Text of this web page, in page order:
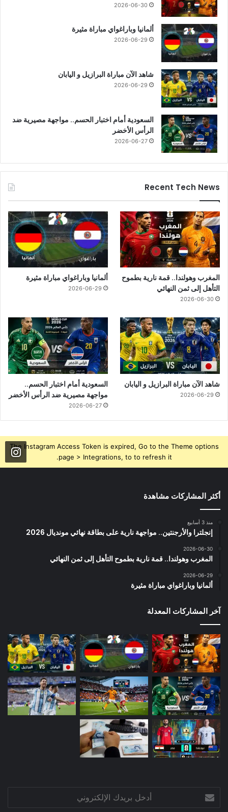
2026-06-30
ألمانيا وباراغواي مباراة مثيرة
2026-06-29
شاهد الآن مباراة البرازيل و اليابان
2026-06-29
السعودية أمام اختبار الحسم.. مواجهة مصيرية ضد
الرأس الأخضر
2026-06-27
Recent Tech News
المغرب وهولندا.. قمة نارية بطموح
التأهل إلى ثمن النهائي
2026-06-30
ألمانيا وباراغواي مباراة مثيرة
2026-06-29
شاهد الآن مباراة البرازيل و اليابان
2026-06-29
السعودية أمام اختبار الحسم..
مواجهة مصيرية ضد الرأس الأخضر
2026-06-27
The Instagram Access Token is expired, Go to the Theme options
page > Integrations, to to refresh it.
أكثر المشاركات مشاهدة
منذ 3 أسابيع
إنجلترا والأرجنتين.. مواجهة نارية على بطاقة نهائي مونديال 2026
2026-06-30
المغرب وهولندا.. قمة نارية بطموح التأهل إلى ثمن النهائي
2026-06-29
ألمانيا وباراغواي مباراة مثيرة
آخر المشاركات المعدلة
بريدك